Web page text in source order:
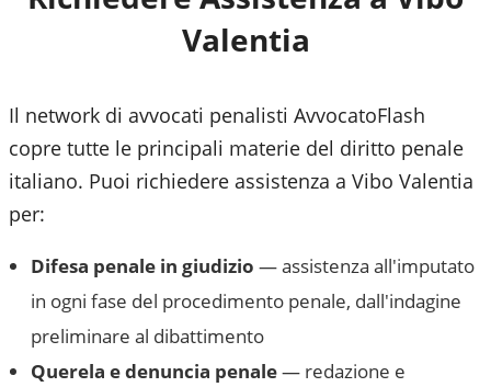
Valentia
Il network di avvocati penalisti AvvocatoFlash
copre tutte le principali materie del diritto penale
italiano. Puoi richiedere assistenza a Vibo Valentia
per:
Difesa penale in giudizio — assistenza all'imputato
in ogni fase del procedimento penale, dall'indagine
preliminare al dibattimento
Querela e denuncia penale— redazione e